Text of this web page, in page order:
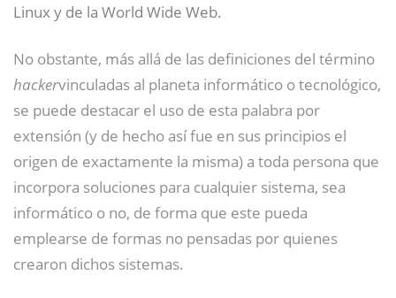
Linux y de la World Wide Web.
No obstante, más allá de las definiciones del término
hackervinculadas al planeta informático o tecnológico,
se puede destacar el uso de esta palabra por
extensión (y de hecho así fue en sus principios el
origen de exactamente la misma) a toda persona que
incorpora soluciones para cualquier sistema, sea
informático o no, de forma que este pueda
emplearse de formas no pensadas por quienes
crearon dichos sistemas.